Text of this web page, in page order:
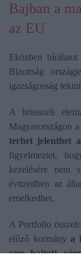
Bajban a
az EU
Eközben
Bizottság
igazságosság
A brüsszeli
Magyarországon
terhet jelenthet
figyelmeztet,
kezelésére nem
évtizedben az
emelkedhet.
A Portfolio
előző kormánya
sem hajtott